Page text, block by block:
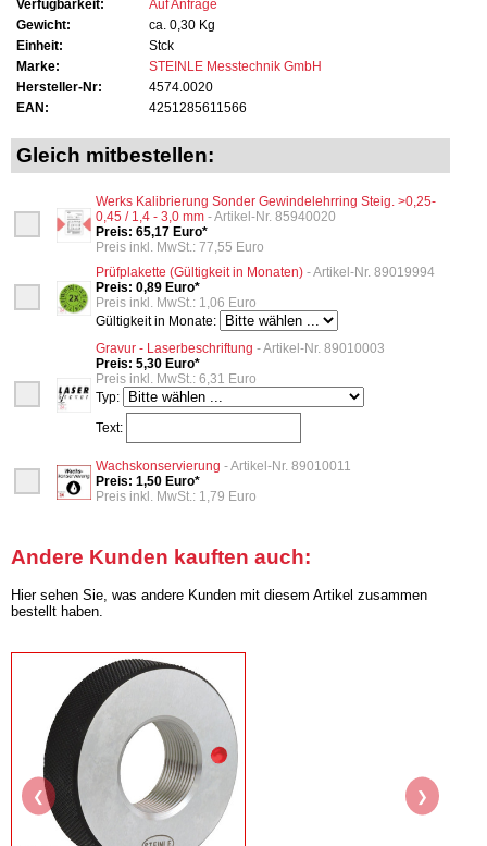
Verfügbarkeit:
Auf Anfrage
Gewicht:
ca. 0,30 Kg
Einheit:
Stck
Marke:
STEINLE Messtechnik GmbH
Hersteller-Nr:
4574.0020
EAN:
4251285611566
Gleich mitbestellen:
Werks Kalibrierung Sonder Gewindelehrring Steig. >0,25-
0,45 / 1,4 - 3,0 mm - Artikel-Nr. 85940020
Preis: 65,17 Euro*
Preis inkl. MwSt.: 77,55 Euro
Prüfplakette (Gültigkeit in Monaten) - Artikel-Nr. 89019994
Preis: 0,89 Euro*
Preis inkl. MwSt.: 1,06 Euro
Gültigkeit in Monate:
Gravur - Laserbeschriftung - Artikel-Nr. 89010003
Preis: 5,30 Euro*
Preis inkl. MwSt.: 6,31 Euro
Typ:
Text:
Wachskonservierung - Artikel-Nr. 89010011
Preis: 1,50 Euro*
Preis inkl. MwSt.: 1,79 Euro
Andere Kunden kauften auch:
Hier sehen Sie, was andere Kunden mit diesem Artikel zusammen
bestellt haben.
❮ ❯